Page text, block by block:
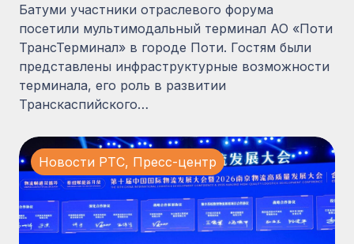
Батуми участники отраслевого форума
посетили мультимодальный терминал АО «Поти
ТрансТерминал» в городе Поти. Гостям были
представлены инфраструктурные возможности
терминала, его роль в развитии
Транскаспийского…
Новости PTC, Пресс-центр